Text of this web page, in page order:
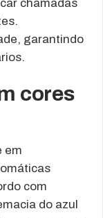
chamadas
garantindo
cores
em
com
do azul